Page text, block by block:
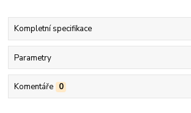
Kompletní specifikace
Parametry
Komentáře 0